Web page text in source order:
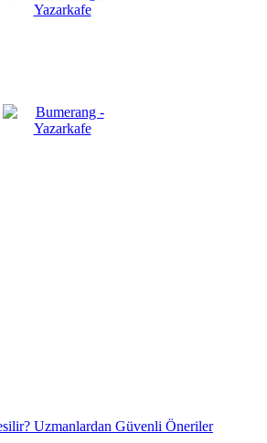
Uzmanlardan Güvenli Öneriler